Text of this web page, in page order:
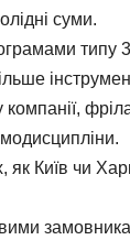
суми.
типу
компанії,
як Київ чи